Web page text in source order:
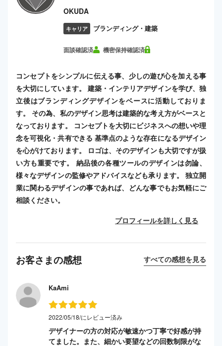
OKUDA
キャリア ブランディング・建築
面談確認済 機密保持確認済
コンセプトをシンプルに伝える事、少しの遊び心を加える事
を大切にしています。 建築・インテリアデザインを学び、独
立後はブランディングデザインをベースに活動しておりま
す。 その為、私のデザイン思考は建築的な考え方がベースと
なっております。 コンセプトを大切にビジネスへの想いや理
念を可視化・共有できる 基準点のような存在になるデザイン
を心がけております。 ロゴは、そのデザインも大切ですが扱
い方も重要です。 納品後の各種ツールのデザインは勿論、
様々なデザインの監修やアドバイスなども承ります。 独立開
業に関わるデザインの事であれば、どんな事でもお気軽にご
相談ください。
プロフィールを詳しく見る
お客さまの感想 すべての感想を見る
KaAmi
2022/05/18/にレビュー済み
デザイナーの方の対応が敏速かつ丁寧で好感が持
てました。また、細かい要望などの回数制限がな